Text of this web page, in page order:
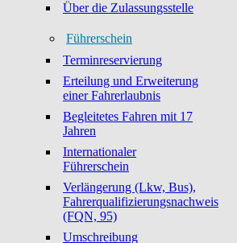
Über die Zulassungsstelle
Führerschein
Terminreservierung
Erteilung und Erweiterung
einer Fahrerlaubnis
Begleitetes Fahren mit 17
Jahren
Internationaler
Führerschein
Verlängerung (Lkw, Bus),
Fahrerqualifizierungsnachweis
(FQN, 95)
Umschreibung